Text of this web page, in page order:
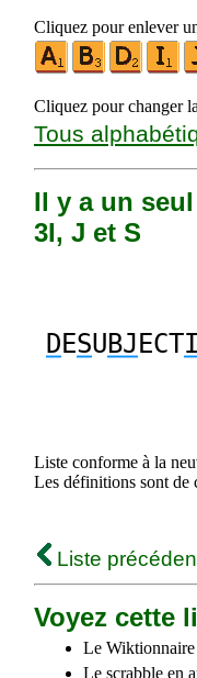
Cliquez pour enlever
Cliquez pour changer
Tous
Il y a un
3I, J et S
DESUBJ ECTI
Liste conforme à la
Les définitions sont de
Liste
Voyez cette
Le
Le scrabble en